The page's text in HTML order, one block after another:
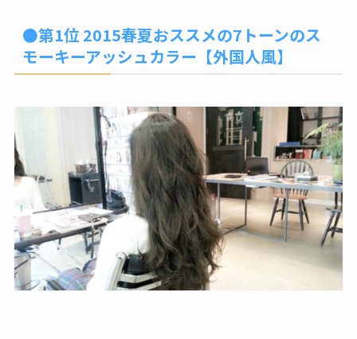
●第1位 2015春夏おススメの7トーンのス
モーキーアッシュカラー【外国人風】